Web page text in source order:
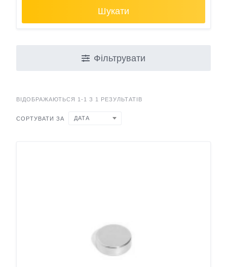
Шукати
Фільтрувати
ВІДОБРАЖАЮТЬСЯ 1-1 З 1 РЕЗУЛЬТАТІВ
СОРТУВАТИ ЗА ДАТА